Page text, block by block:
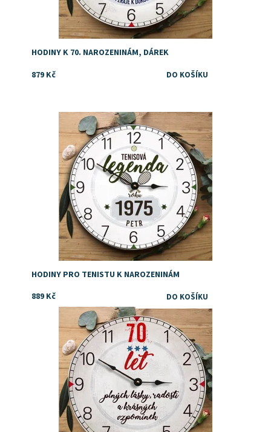
HODINY K 70. NAROZENINÁM, DÁREK
879 Kč
Dostupnost: Skladem
HODINY PRO TENISTU K NAROZENINÁM
889 Kč
Dostupnost:
Skladem